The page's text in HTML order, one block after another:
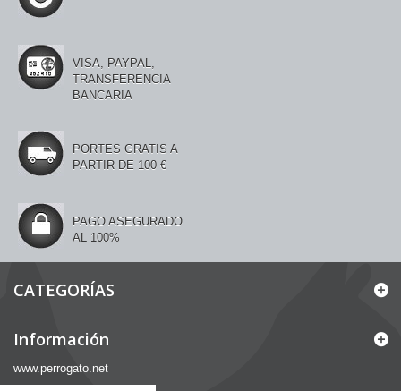
VISA, PAYPAL,
TRANSFERENCIA
BANCARIA
PORTES GRATIS A
PARTIR DE 100 €
PAGO ASEGURADO
AL 100%
CATEGORÍAS
Información
www.perrogato.net